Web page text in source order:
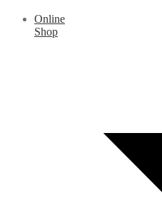
Online
Shop